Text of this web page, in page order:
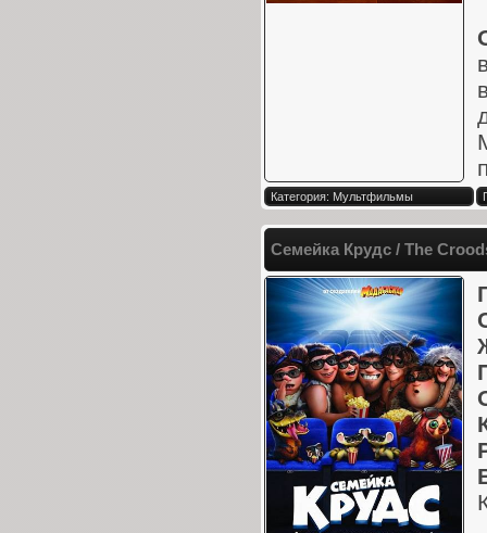
Категория: Мультфильмы
Семейка Крудс / The